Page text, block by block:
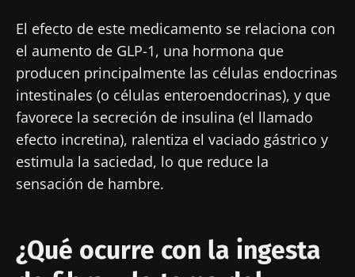
El efecto de este medicamento se relaciona con
el aumento de GLP-1, una hormona que
producen principalmente las células endocrinas
intestinales (o células enteroendocrinas), y que
favorece la secreción de insulina (el llamado
efecto incretina), ralentiza el vaciado gástrico y
estimula la saciedad, lo que reduce la
sensación de hambre.
¿Qué ocurre con la ingesta